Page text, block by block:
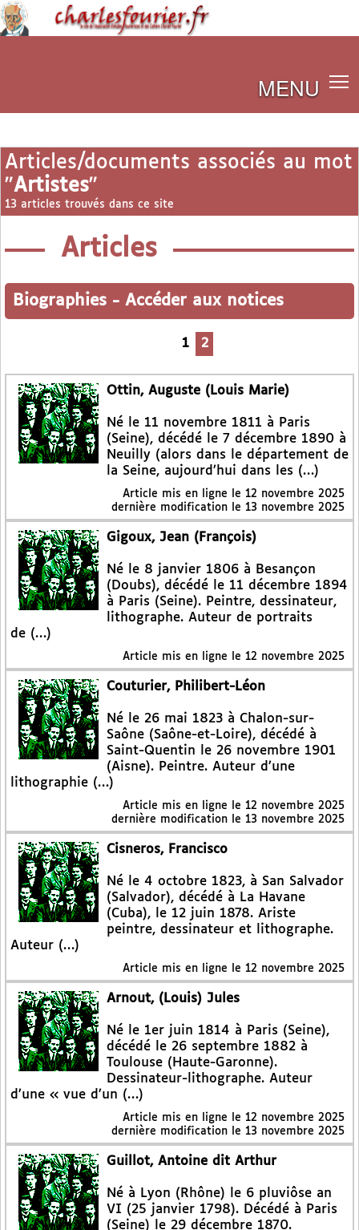
MENU
Articles/documents associés au mot
"Artistes"
13 articles trouvés dans ce site
Articles
Biographies - Accéder aux notices
1 2
Ottin, Auguste (Louis Marie)
Né le 11 novembre 1811 à Paris
(Seine), décédé le 7 décembre 1890 à
Neuilly (alors dans le département de
la Seine, aujourd’hui dans les (…)
Article mis en ligne le 12 novembre 2025
dernière modification le 13 novembre 2025
Gigoux, Jean (François)
Né le 8 janvier 1806 à Besançon
(Doubs), décédé le 11 décembre 1894
à Paris (Seine). Peintre, dessinateur,
lithographe. Auteur de portraits
de (…)
Article mis en ligne le 12 novembre 2025
Couturier, Philibert-Léon
Né le 26 mai 1823 à Chalon-sur-
Saône (Saône-et-Loire), décédé à
Saint-Quentin le 26 novembre 1901
(Aisne). Peintre. Auteur d’une
lithographie (…)
Article mis en ligne le 12 novembre 2025
dernière modification le 13 novembre 2025
Cisneros, Francisco
Né le 4 octobre 1823, à San Salvador
(Salvador), décédé à La Havane
(Cuba), le 12 juin 1878. Ariste
peintre, dessinateur et lithographe.
Auteur (…)
Article mis en ligne le 12 novembre 2025
Arnout, (Louis) Jules
Né le 1er juin 1814 à Paris (Seine),
décédé le 26 septembre 1882 à
Toulouse (Haute-Garonne).
Dessinateur-lithographe. Auteur
d’une « vue d’un (…)
Article mis en ligne le 12 novembre 2025
dernière modification le 13 novembre 2025
Guillot, Antoine dit Arthur
Né à Lyon (Rhône) le 6 pluviôse an
VI (25 janvier 1798). Décédé à Paris
(Seine) le 29 décembre 1870.